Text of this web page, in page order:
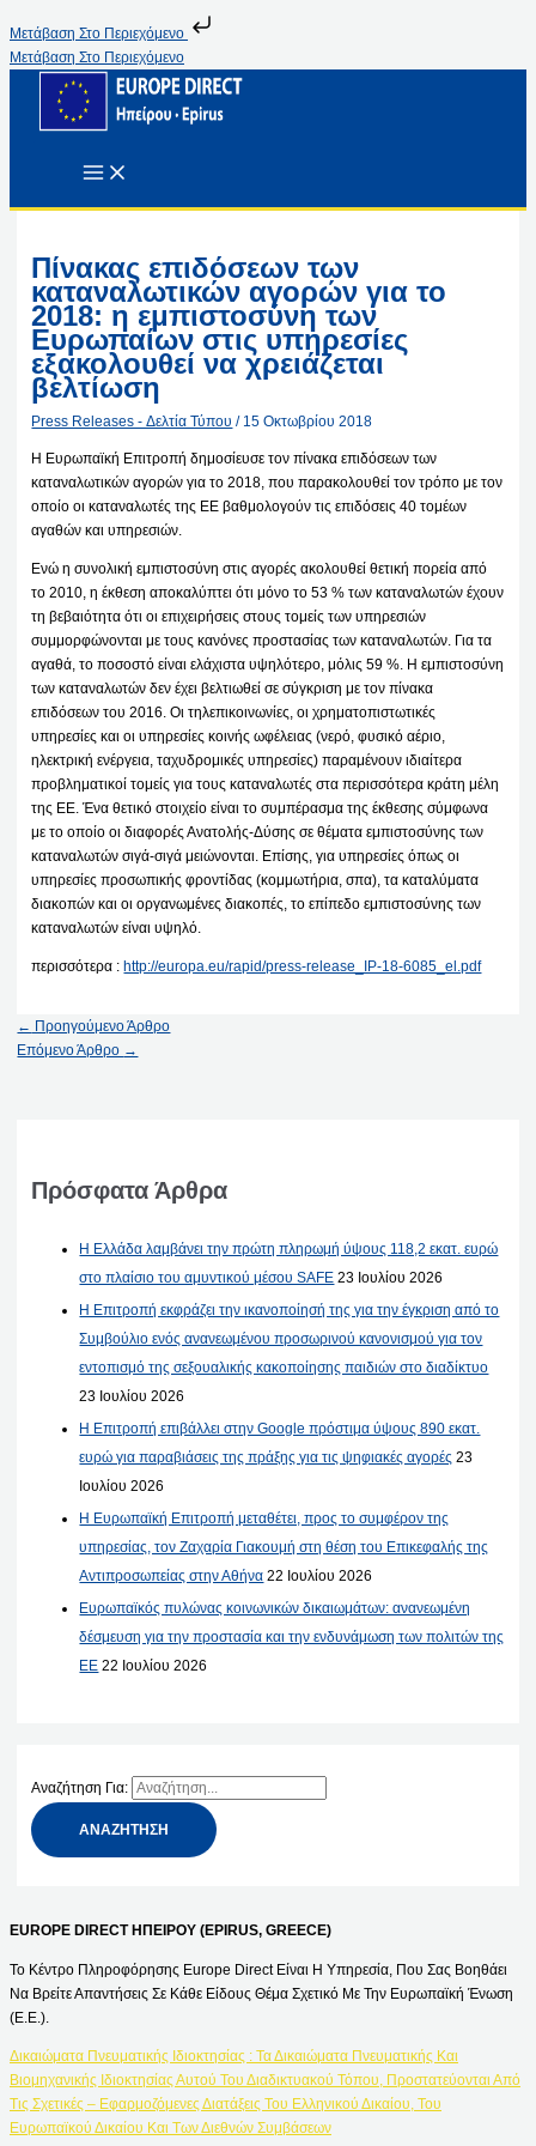
Μετάβαση Στο Περιεχόμενο
Μετάβαση Στο Περιεχόμενο
Πίνακας επιδόσεων των
καταναλωτικών αγορών για το
2018: η εμπιστοσύνη των
Ευρωπαίων στις υπηρεσίες
εξακολουθεί να χρειάζεται
βελτίωση
Press Releases - Δελτία Τύπου / 15 Οκτωβρίου 2018
Η Ευρωπαϊκή Επιτροπή δημοσίευσε τον πίνακα επιδόσεων των
καταναλωτικών αγορών για το 2018, που παρακολουθεί τον τρόπο με τον
οποίο οι καταναλωτές της ΕΕ βαθμολογούν τις επιδόσεις 40 τομέων
αγαθών και υπηρεσιών.
Ενώ η συνολική εμπιστοσύνη στις αγορές ακολουθεί θετική πορεία από
το 2010, η έκθεση αποκαλύπτει ότι μόνο το 53 % των καταναλωτών έχουν
τη βεβαιότητα ότι οι επιχειρήσεις στους τομείς των υπηρεσιών
συμμορφώνονται με τους κανόνες προστασίας των καταναλωτών. Για τα
αγαθά, το ποσοστό είναι ελάχιστα υψηλότερο, μόλις 59 %. Η εμπιστοσύνη
των καταναλωτών δεν έχει βελτιωθεί σε σύγκριση με τον πίνακα
επιδόσεων του 2016. Οι τηλεπικοινωνίες, οι χρηματοπιστωτικές
υπηρεσίες και οι υπηρεσίες κοινής ωφέλειας (νερό, φυσικό αέριο,
ηλεκτρική ενέργεια, ταχυδρομικές υπηρεσίες) παραμένουν ιδιαίτερα
προβληματικοί τομείς για τους καταναλωτές στα περισσότερα κράτη μέλη
της ΕΕ. Ένα θετικό στοιχείο είναι το συμπέρασμα της έκθεσης σύμφωνα
με το οποίο οι διαφορές Ανατολής-Δύσης σε θέματα εμπιστοσύνης των
καταναλωτών σιγά-σιγά μειώνονται. Επίσης, για υπηρεσίες όπως οι
υπηρεσίες προσωπικής φροντίδας (κομμωτήρια, σπα), τα καταλύματα
διακοπών και οι οργανωμένες διακοπές, το επίπεδο εμπιστοσύνης των
καταναλωτών είναι υψηλό.
περισσότερα : http://europa.eu/rapid/press-release_IP-18-6085_el.pdf
← Προηγούμενο Άρθρο
Επόμενο Άρθρο →
Πρόσφατα Άρθρα
Η Ελλάδα λαμβάνει την πρώτη πληρωμή ύψους 118,2 εκατ. ευρώ
στο πλαίσιο του αμυντικού μέσου SAFE 23 Ιουλίου 2026
Η Επιτροπή εκφράζει την ικανοποίησή της για την έγκριση από το
Συμβούλιο ενός ανανεωμένου προσωρινού κανονισμού για τον
εντοπισμό της σεξουαλικής κακοποίησης παιδιών στο διαδίκτυο
23 Ιουλίου 2026
Η Επιτροπή επιβάλλει στην Google πρόστιμα ύψους 890 εκατ.
ευρώ για παραβιάσεις της πράξης για τις ψηφιακές αγορές 23
Ιουλίου 2026
Η Ευρωπαϊκή Επιτροπή μεταθέτει, προς το συμφέρον της
υπηρεσίας, τον Ζαχαρία Γιακουμή στη θέση του Επικεφαλής της
Αντιπροσωπείας στην Αθήνα 22 Ιουλίου 2026
Ευρωπαϊκός πυλώνας κοινωνικών δικαιωμάτων: ανανεωμένη
δέσμευση για την προστασία και την ενδυνάμωση των πολιτών της
ΕΕ 22 Ιουλίου 2026
Αναζήτηση Για:
EUROPE DIRECT ΗΠΕΙΡΟΥ (EPIRUS, GREECE)
Το Κέντρο Πληροφόρησης Europe Direct Είναι Η Υπηρεσία, Που Σας Βοηθάει
Να Βρείτε Απαντήσεις Σε Κάθε Είδους Θέμα Σχετικό Με Την Ευρωπαϊκή Ένωση
(Ε.Ε.).
Δικαιώματα Πνευματικής Ιδιοκτησίας : Τα Δικαιώματα Πνευματικής Και
Βιομηχανικής Ιδιοκτησίας Αυτού Του Διαδικτυακού Τόπου, Προστατεύονται Από
Τις Σχετικές – Εφαρμοζόμενες Διατάξεις Του Ελληνικού Δικαίου, Του
Ευρωπαϊκού Δικαίου Και Των Διεθνών Συμβάσεων